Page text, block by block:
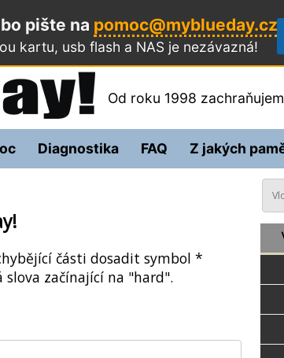
pište na pomoc@myblueday.cz
kartu, usb flash a NAS je nezávazná!
Od roku 1998
Diagnostika FAQ Z jakých
části dosadit symbol *
slova začínající na "hard".